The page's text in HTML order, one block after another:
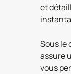
et
Sous le
assure
vous